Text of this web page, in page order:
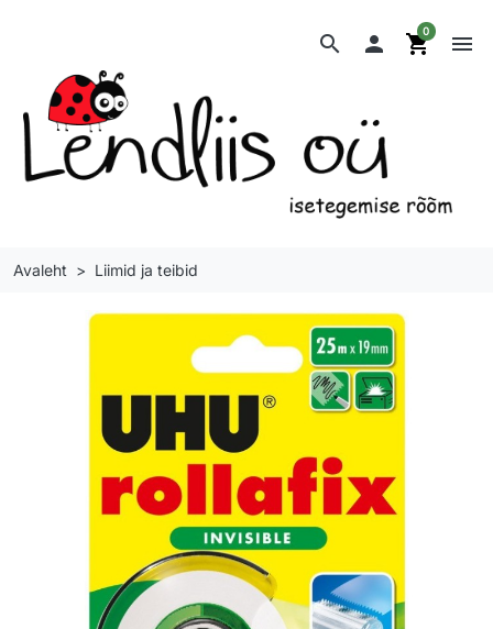
search  shopping_cart
0 menu
Avaleht Liimid ja teibid